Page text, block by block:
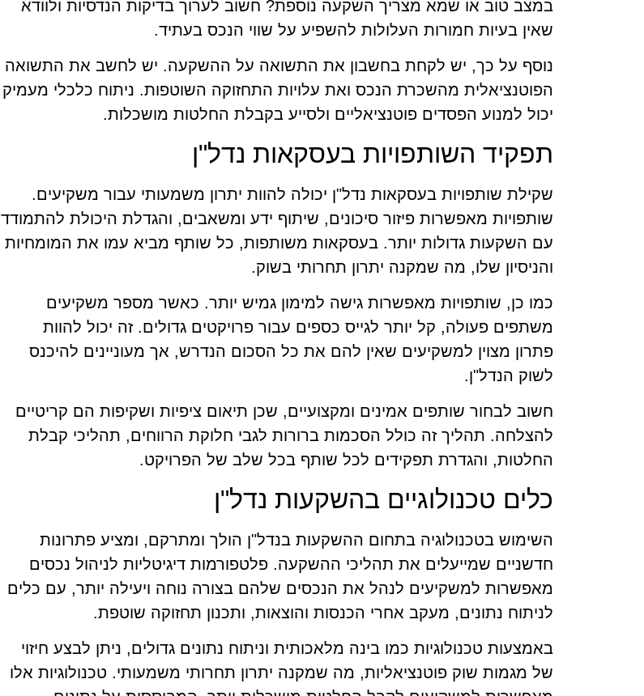
במצב טוב או שמא מצריך השקעה נוספת? חשוב לערוך בדיקות הנדסיות ולוודא
שאין בעיות חמורות העלולות להשפיע על שווי הנכס בעתיד.
נוסף על כך, יש לקחת בחשבון את התשואה על ההשקעה. יש לחשב את התשואה
הפוטנציאלית מהשכרת הנכס ואת עלויות התחזוקה השוטפות. ניתוח כלכלי מעמיק
יכול למנוע הפסדים פוטנציאליים ולסייע בקבלת החלטות מושכלות.
תפקיד השותפויות בעסקאות נדל"ן
שקילת שותפויות בעסקאות נדל"ן יכולה להוות יתרון משמעותי עבור משקיעים.
שותפויות מאפשרות פיזור סיכונים, שיתוף ידע ומשאבים, והגדלת היכולת להתמודד
עם השקעות גדולות יותר. בעסקאות משותפות, כל שותף מביא עמו את המומחיות
והניסיון שלו, מה שמקנה יתרון תחרותי בשוק.
כמו כן, שותפויות מאפשרות גישה למימון גמיש יותר. כאשר מספר משקיעים
משתפים פעולה, קל יותר לגייס כספים עבור פרויקטים גדולים. זה יכול להוות
פתרון מצוין למשקיעים שאין להם את כל הסכום הנדרש, אך מעוניינים להיכנס
לשוק הנדל"ן.
חשוב לבחור שותפים אמינים ומקצועיים, שכן תיאום ציפיות ושקיפות הם קריטיים
להצלחה. תהליך זה כולל הסכמות ברורות לגבי חלוקת הרווחים, תהליכי קבלת
החלטות, והגדרת תפקידים לכל שותף בכל שלב של הפרויקט.
כלים טכנולוגיים בהשקעות נדל"ן
השימוש בטכנולוגיה בתחום ההשקעות בנדל"ן הולך ומתרקם, ומציע פתרונות
חדשניים שמייעלים את תהליכי ההשקעה. פלטפורמות דיגיטליות לניהול נכסים
מאפשרות למשקיעים לנהל את הנכסים שלהם בצורה נוחה ויעילה יותר, עם כלים
לניתוח נתונים, מעקב אחרי הכנסות והוצאות, ותכנון תחזוקה שוטפת.
באמצעות טכנולוגיות כמו בינה מלאכותית וניתוח נתונים גדולים, ניתן לבצע חיזוי
של מגמות שוק פוטנציאליות, מה שמקנה יתרון תחרותי משמעותי. טכנולוגיות אלו